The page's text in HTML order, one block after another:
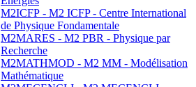
M2ICFP - M2 ICFP - Centre International
de Physique Fondamentale
M2MARES - M2 PBR - Physique par
Recherche
M2MATHMOD - M2 MM - Modélisation
Mathématique